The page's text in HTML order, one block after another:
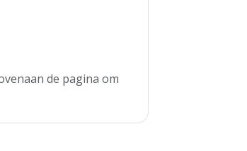
de pagina om